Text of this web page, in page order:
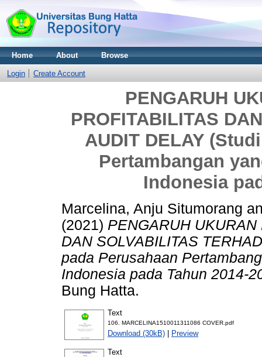
Home About Browse
Login Create Account
PENGARUH
PROFITABILITAS
AUDIT DELAY
Pertambangan
Indonesia
Marcelina, Anju Situmorang
(2021) PENGARUH
DAN SOLVABILITAS
pada Perusahaan
Indonesia pada Tahun 2014-
Bung Hatta.
Text
106. MARCELINA1510011311086 COVER.pdf
Download (30kB) | Preview
Text